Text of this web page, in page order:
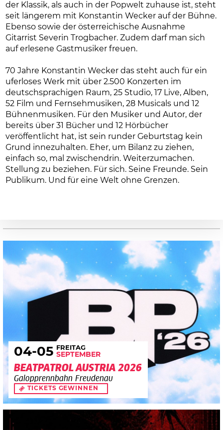
der Klassik, als auch in der Popwelt zuhause ist, steht
seit längerem mit Konstantin Wecker auf der Bühne.
Ebenso sowie der österreichische Ausnahme
Gitarrist Severin Trogbacher. Zudem darf man sich
auf erlesene Gastmusiker freuen.
70 Jahre Konstantin Wecker das steht auch für ein
uferloses Werk mit über 2.500 Konzerten im
deutschsprachigen Raum, 25 Studio, 17 Live, Alben,
52 Film und Fernsehmusiken, 28 Musicals und 12
Bühnenmusiken. Für den Musiker und Autor, der
bereits über 31 Bücher und 12 Hörbücher
veröffentlicht hat, ist sein runder Geburtstag kein
Grund innezuhalten. Eher, um Bilanz zu ziehen,
einfach so, mal zwischendrin. Weiterzumachen.
Stellung zu beziehen. Für sich. Seine Freunde. Sein
Publikum. Und für eine Welt ohne Grenzen.
04-05 FREITAG
SEPTEMBER
BEATPATROL AUSTRIA 2026
Galopprennbahn Freudenau
TICKETS GEWINNEN